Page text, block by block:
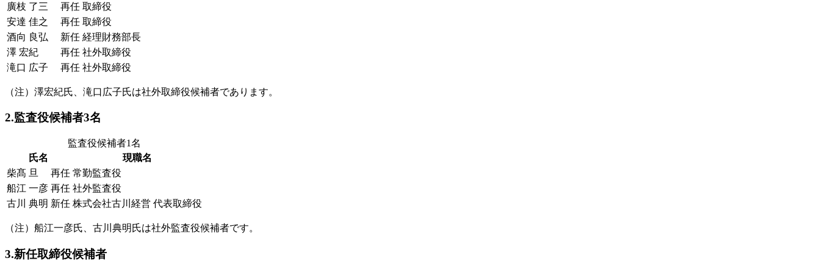
廣枝 了三
再任 取締役
安達 佳之
再任 取締役
酒向 良弘
新任 経理財務部長
澤 宏紀
再任 社外取締役
滝口 広子
再任 社外取締役
（注）澤宏紀氏、滝口広子氏は社外取締役候補者であります。
2.監査役候補者3名
監査役候補者1名
氏名
現職名
柴髙 旦
再任 常勤監査役
船江 一彦 再任 社外監査役
古川 典明 新任 株式会社古川経営 代表取締役
（注）船江一彦氏、古川典明氏は社外監査役候補者です。
3.新任取締役候補者